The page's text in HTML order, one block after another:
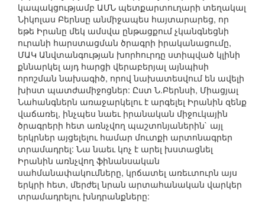
կապակցությամբ ԱՄՆ պետքարտուղարի տեղակալ
Նիկոլաս Բերնսը անմիջապես հայտարարեց, որ
եթե Իրանը մեկ ամսվա ընթացքում չկանգնեցնի
ուրանի հարստացման ծրագրի իրականացումը,
ՄԱԿ Անվտանգության խորհուրդը ստիպված կլինի
քննարկել այդ հարցի վերաբերյալ այնպիսի
որոշման նախագիծ, որով նախատեսվում են ավելի
խիստ պատժամիջոցներ: Ըստ Ն.Բերնսի, Միացյալ
Նահանգներն առաջարկելու է արգելել Իրանին զենք
վաճառել, ինչպես նաեւ իրանական միջուկային
ծրագրերի հետ առնչվող պաշտոնյաներին` այլ
երկրներ այցելելու համար մուտքի արտոնագրեր
տրամադրել: Նա նաեւ կոչ է արել խստացնել
Իրանին առնչվող ֆինանսական
սահմանափակումները, կրճատել առեւտուրն այս
երկրի հետ, մերժել նրան արտահանական վարկեր
տրամադրելու խնդրանքները: